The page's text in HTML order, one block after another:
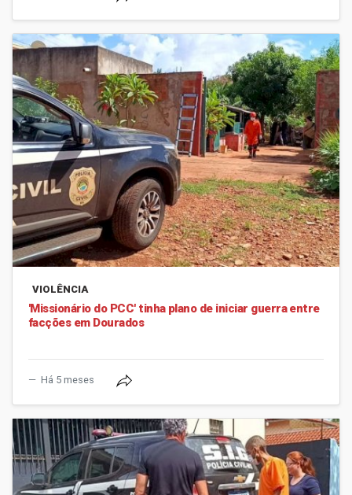
VIOLÊNCIA
'Missionário do PCC' tinha plano de iniciar guerra entre
facções em Dourados
Há 5 meses